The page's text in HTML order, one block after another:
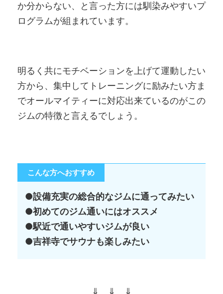
か分からない、と言った方には馴染みやすいプ
ログラムが組まれています。
明るく共にモチベーションを上げて運動したい
方から、集中してトレーニングに励みたい方ま
でオールマイティーに対応出来ているのがこの
ジムの特徴と言えるでしょう。
こんな方へおすすめ
●設備充実の総合的なジムに通ってみたい
●初めてのジム通いにはオススメ
●駅近で通いやすいジムが良い
●吉祥寺でサウナも楽しみたい
⇓ ⇓ ⇓